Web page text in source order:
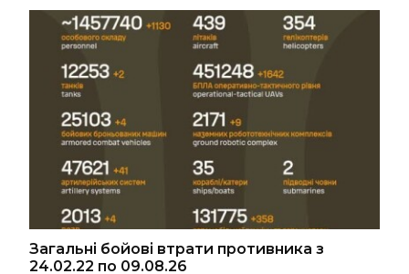
Загальні бойові втрати противника з
24.02.22 по 09.08.26